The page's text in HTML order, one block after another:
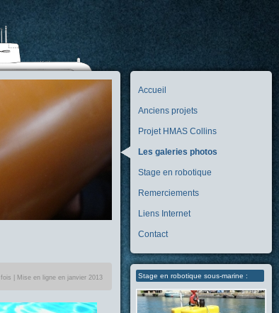
Accueil
Anciens projets
Projet HMAS Collins
Les galeries photos
Stage en robotique
Remerciements
Liens Internet
Contact
Stage en robotique sous-marine :
fois | Mise en ligne en janvier 2013